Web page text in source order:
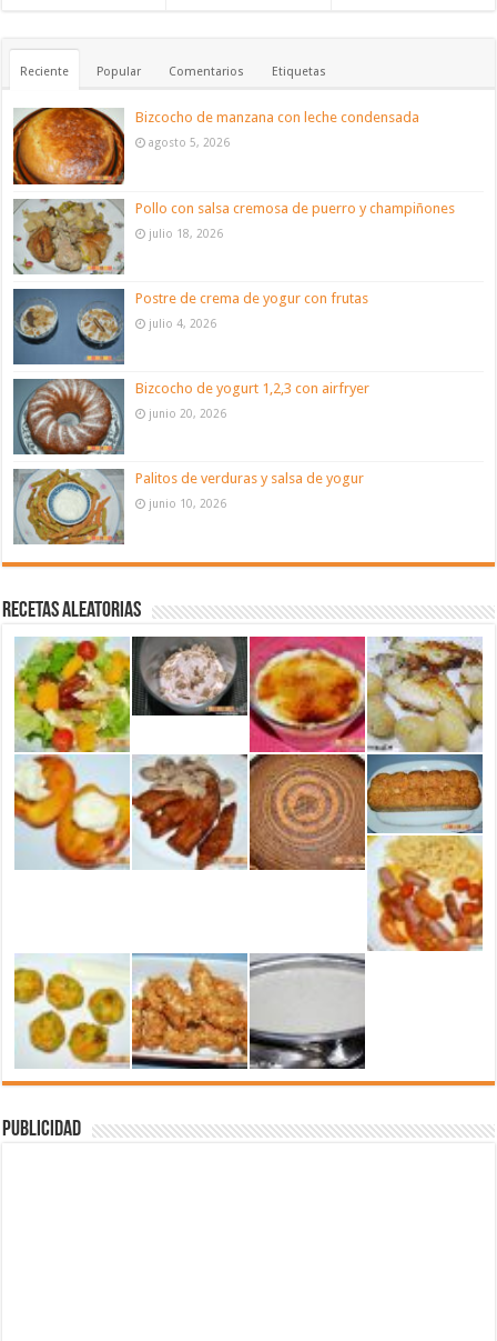
Reciente Popular Comentarios Etiquetas
Bizcocho de manzana con leche condensada
agosto 5, 2026
Pollo con salsa cremosa de puerro y champiñones
julio 18, 2026
Postre de crema de yogur con frutas
julio 4, 2026
Bizcocho de yogurt 1,2,3 con airfryer
junio 20, 2026
Palitos de verduras y salsa de yogur
junio 10, 2026
Recetas aleatorias
Publicidad